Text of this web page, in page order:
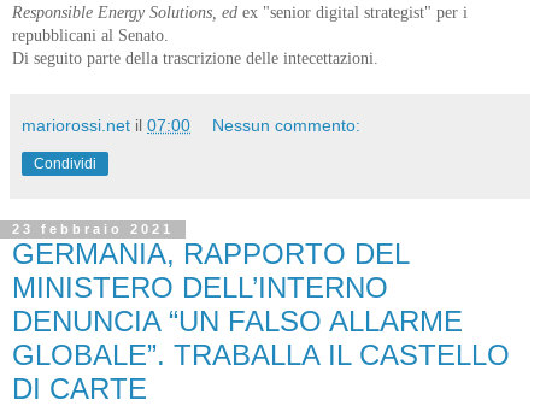
Responsible Energy Solutions, ed ex "senior digital strategist" per i
repubblicani al Senato.
Di seguito parte della trascrizione delle intecettazioni.
mariorossi.net il 07:00 Nessun commento:
Condividi
23 febbraio 2021
GERMANIA, RAPPORTO DEL
MINISTERO DELL’INTERNO
DENUNCIA “UN FALSO ALLARME
GLOBALE”. TRABALLA IL CASTELLO
DI CARTE